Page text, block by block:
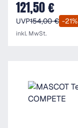
Verkaufspreis:
121,50 €
UVP154,00 € -21%
inkl. MwSt.